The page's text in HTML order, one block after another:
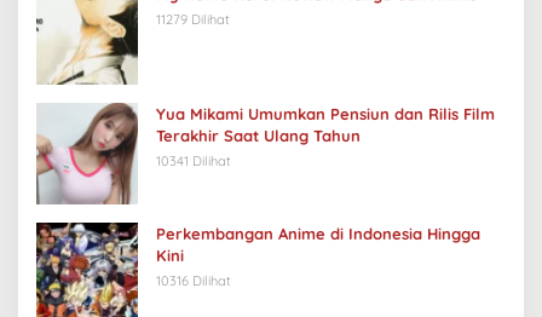
11279 Dilihat
Yua Mikami Umumkan Pensiun dan Rilis Film
Terakhir Saat Ulang Tahun
10341 Dilihat
Perkembangan Anime di Indonesia Hingga
Kini
10316 Dilihat